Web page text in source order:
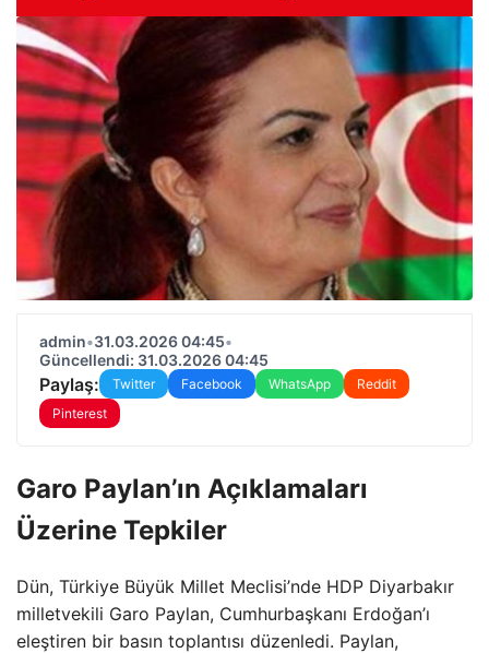
admin•31.03.2026 04:45•
Güncellendi: 31.03.2026 04:45
Paylaş: Twitter Facebook WhatsApp
Reddit
Pinterest
Garo Paylan’ın Açıklamaları
Üzerine Tepkiler
Dün, Türkiye Büyük Millet Meclisi’nde HDP Diyarbakır
milletvekili Garo Paylan, Cumhurbaşkanı Erdoğan’ı
eleştiren bir basın toplantısı düzenledi. Paylan,